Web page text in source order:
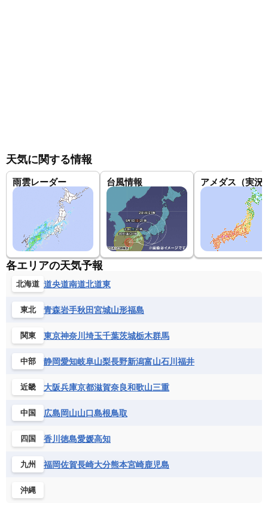
天気に関する情報
雨雲レーダー 台風情報 アメダス（実況
各エリアの天気予報
北海道 道央道南道北道東
東北 青森岩手秋田宮城山形福島
関東 東京神奈川 埼玉千葉茨城栃木群馬
中部 静岡愛知岐阜山梨長野新潟富山石川 福井
近畿 大阪兵庫京都滋賀奈良和歌山三重
中国 広島岡山山口島根鳥取
四国 香川 徳島愛媛高知
九州 福岡佐賀長崎大分熊本宮崎鹿児島
沖縄